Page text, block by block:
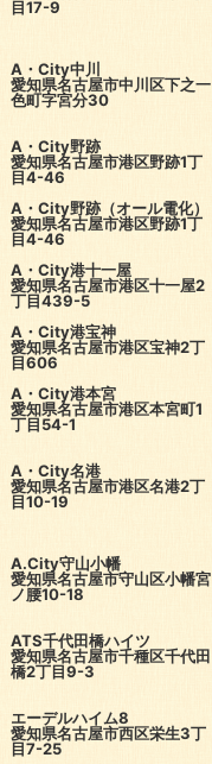
目17-9
A・City中川
愛知県名古屋市中川区下之一
色町字宮分30
A・City野跡
愛知県名古屋市港区野跡1丁
目4-46
A・City野跡（オール電化）
愛知県名古屋市港区野跡1丁
目4-46
A・City港十一屋
愛知県名古屋市港区十一屋2
丁目439-5
A・City港宝神
愛知県名古屋市港区宝神2丁
目606
A・City港本宮
愛知県名古屋市港区本宮町1
丁目54-1
A・City名港
愛知県名古屋市港区名港2丁
目10-19
A.City守山小幡
愛知県名古屋市守山区小幡宮
ノ腰10-18
ATS千代田橋ハイツ
愛知県名古屋市千種区千代田
橋2丁目9-3
エーデルハイム8
愛知県名古屋市西区栄生3丁
目7-25